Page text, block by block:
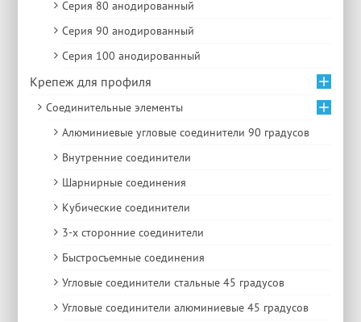
Серия 80 анодированный
Серия 90 анодированный
Серия 100 анодированный
Крепеж для профиля
Соединительные элементы
Алюминиевые угловые соединители 90 градусов
Внутренние соединители
Шарнирные соединения
Кубические соединители
3-х сторонние соединители
Быстросъемные соединения
Угловые соединители стальные 45 градусов
Угловые соединители алюминиевые 45 градусов